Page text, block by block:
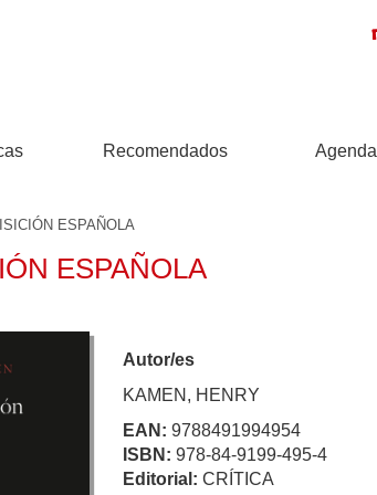
Recomendados Agenda
ESPAÑOLA
ESPAÑOLA
Autor/es
KAMEN, HENRY
EAN: 9788491994954
ISBN: 978-84-9199-495-4
Editorial: CRÍTICA